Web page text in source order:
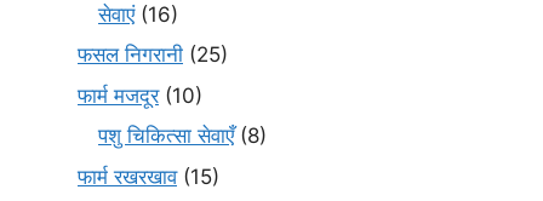
सेवाएं(16)
फसल निगरानी (25)
फार्म मजदूर(10)
पशु चिकित्सा सेवाएँ(8)
फार्म रखरखाव(15)